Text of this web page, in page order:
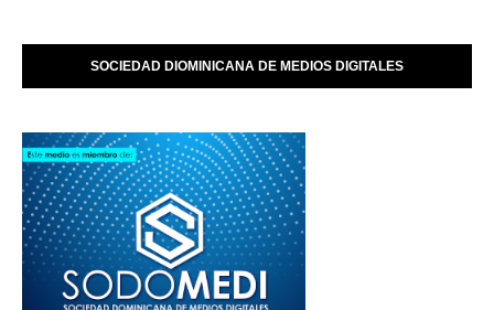
SOCIEDAD DIOMINICANA DE MEDIOS DIGITALES